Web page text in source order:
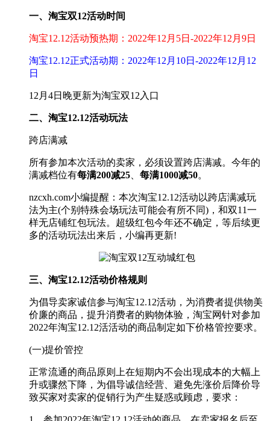
一、淘宝双12活动时间
淘宝12.12活动预热期：2022年12月5日-2022年12月9日
淘宝12.12正式活动期：2022年12月10日-2022年12月12
日
12月4日晚更新为淘宝双12入口
二、淘宝12.12活动玩法
跨店满减
所有参加本次活动的卖家，必须设置跨店满减。今年的
满减档位有每满200减25 每满1000减50。
nzcxh.com小编提醒：本次淘宝12.12活动以跨店满减玩
法为主(个别特殊会场玩法可能会有所不同)，和双11一
样无店铺红包玩法。超级红包今年还不确定，等后续更
多的活动玩法出来后，小编再更新!
三、淘宝12.12活动价格规则
为倡导卖家诚信参与淘宝12.12活动，为消费者提供物美
价廉的商品，提升消费者的购物体验，淘宝网针对参加
2022年淘宝12.12活活动的商品制定如下价格管控要求。
(一)提价管控
正常流通的商品原则上在短期内不会出现成本的大幅上
升或骤然下降，为倡导诚信经营、避免先涨价后降价导
致买家对卖家的促销行为产生疑惑或顾虑，要求：